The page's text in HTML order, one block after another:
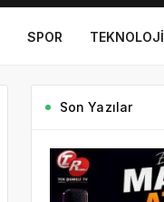
SPOR TEKNOLOJI
Son Yazılar